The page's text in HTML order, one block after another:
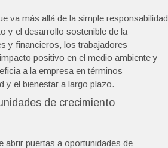
va más allá de la simple responsabilidad
y el desarrollo sostenible de la
y financieros, los trabajadores
positivo en el medio ambiente y
a la empresa en términos
y el bienestar a largo plazo.
de crecimiento
abrir puertas a oportunidades de